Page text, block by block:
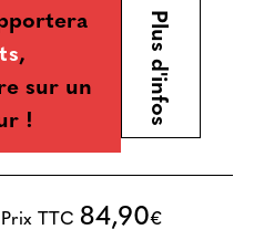
,
sur un
!
Plus d'infos
Prix TTC 84,90€